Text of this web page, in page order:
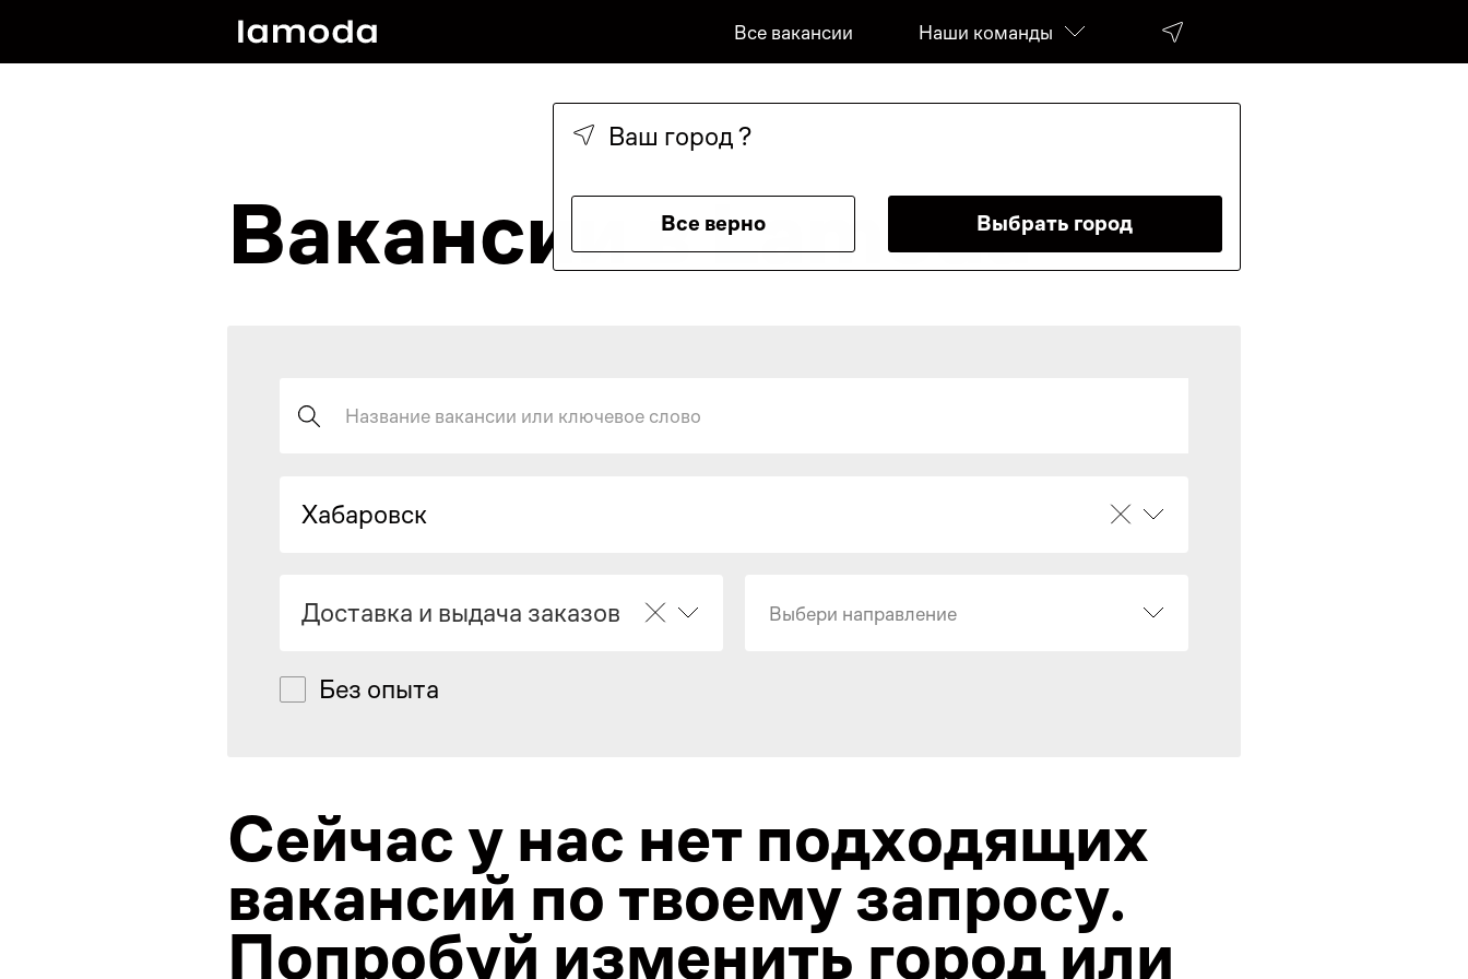
Все вакансии Наши команды
Ваш город?
Все верно Выбрать город
Вакансии в Lamoda
Хабаровск
Доставка и выдача заказов Выбери направление
Без опыта
Сейчас у нас нет подходящих
вакансий по твоему запросу.
Попробуй изменить город или